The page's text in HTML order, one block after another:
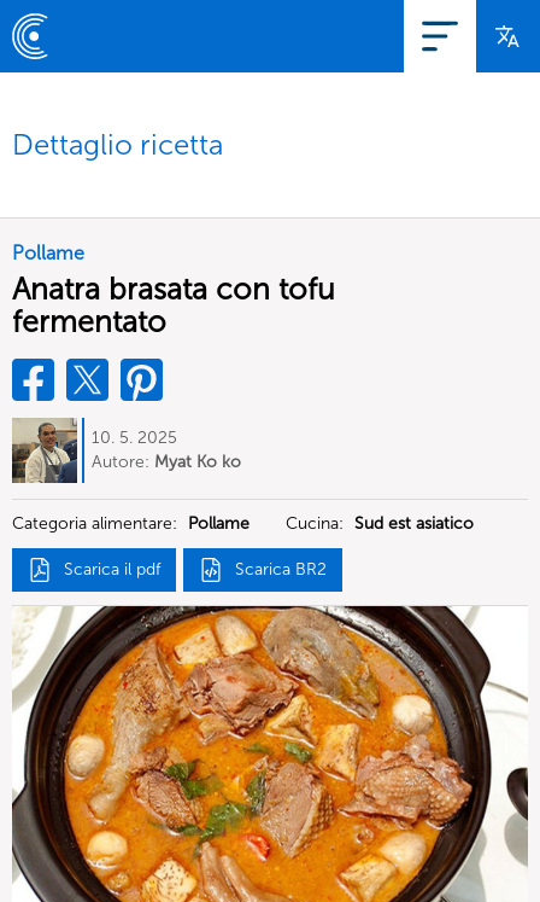
Dettaglio ricetta
Pollame
Anatra brasata con tofu
fermentato
10. 5. 2025
Autore: Myat Ko ko
Categoria alimentare: Pollame Cucina: Sud est asiatico
Scarica il pdf Scarica BR2